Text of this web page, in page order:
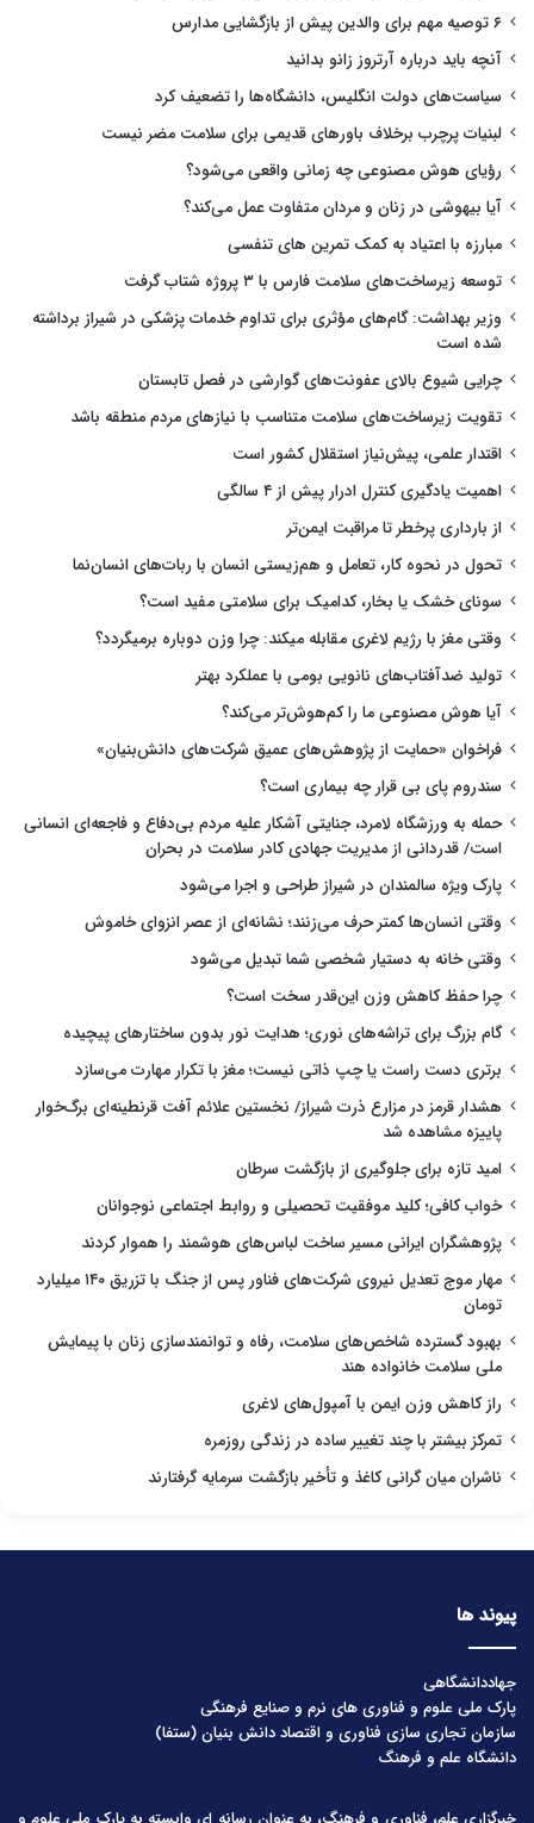
۶ توصیه مهم برای والدین پیش از بازگشایی مدارس
آنچه باید درباره آرتروز زانو بدانید
سیاست‌های دولت انگلیس، دانشگاه‌ها را تضعیف کرد
لبنیات پرچرب برخلاف باورهای قدیمی برای سلامت مضر نیست
رؤیای هوش مصنوعی چه زمانی واقعی می‌شود؟
آیا بیهوشی در زنان و مردان متفاوت عمل می‌کند؟
مبارزه با اعتیاد به کمک تمرین های تنفسی
توسعه زیرساخت‌های سلامت فارس با ۳ پروژه شتاب گرفت
وزیر بهداشت: گام‌های مؤثری برای تداوم خدمات پزشکی در شیراز برداشته
شده است
چرایی شیوع بالای عفونت‌های گوارشی در فصل تابستان
تقویت زیرساخت‌های سلامت متناسب با نیازهای مردم منطقه باشد
اقتدار علمی، پیش‌نیاز استقلال کشور است
اهمیت یادگیری کنترل ادرار پیش از ۴ سالگی
از بارداری پرخطر تا مراقبت ایمن‌تر
تحول در نحوه کار، تعامل و هم‌زیستی انسان با ربات‌های انسان‌نما
سونای خشک یا بخار، کدامیک برای سلامتی مفید است؟
وقتی مغز با رژیم لاغری مقابله میکند: چرا وزن دوباره برمیگردد؟
تولید ضدآفتاب‌های نانویی بومی با عملکرد بهتر
آیا هوش مصنوعی ما را کم‌هوش‌تر می‌کند؟
فراخوان «حمایت از پژوهش‌های عمیق شرکت‌های دانش‌بنیان»
سندروم پای بی قرار چه بیماری است؟
حمله به ورزشگاه لامرد، جنایتی آشکار علیه مردم بی‌دفاع و فاجعه‌ای انسانی
است/ قدردانی از مدیریت جهادی کادر سلامت در بحران
پارک ویژه سالمندان در شیراز طراحی و اجرا می‌شود
وقتی انسان‌ها کمتر حرف می‌زنند؛ نشانه‌ای از عصر انزوای خاموش
وقتی خانه به دستیار شخصی شما تبدیل می‌شود
چرا حفظ کاهش وزن این‌قدر سخت است؟
گام بزرگ برای تراشه‌های نوری؛ هدایت نور بدون ساختارهای پیچیده
برتری دست راست یا چپ ذاتی نیست؛ مغز با تکرار مهارت می‌سازد
هشدار قرمز در مزارع ذرت شیراز/ نخستین علائم آفت قرنطینه‌ای برگ‌خوار
پاییزه مشاهده شد
امید تازه برای جلوگیری از بازگشت سرطان
خواب کافی؛ کلید موفقیت تحصیلی و روابط اجتماعی نوجوانان
پژوهشگران ایرانی مسیر ساخت لباس‌های هوشمند را هموار کردند
مهار موج تعدیل نیروی شرکت‌های فناور پس از جنگ با تزریق ۱۴۰ میلیارد
تومان
بهبود گسترده شاخص‌های سلامت، رفاه و توانمندسازی زنان با پیمایش
ملی سلامت خانواده هند
راز کاهش وزن ایمن با آمپول‌های لاغری
تمرکز بیشتر با چند تغییر ساده در زندگی روزمره
ناشران میان گرانی کاغذ و تأخیر بازگشت سرمایه گرفتارند
پیوند ها
جهاددانشگاهی
پارک ملی علوم و فناوری های نرم و صنایع فرهنگی
سازمان تجاری سازی فناوری و اقتصاد دانش بنیان (ستفا)
دانشگاه علم و فرهنگ